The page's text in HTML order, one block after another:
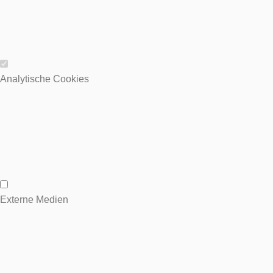
Wesentliche Cookies
Analytische Cookies
Analytische Cookies
Externe Medien